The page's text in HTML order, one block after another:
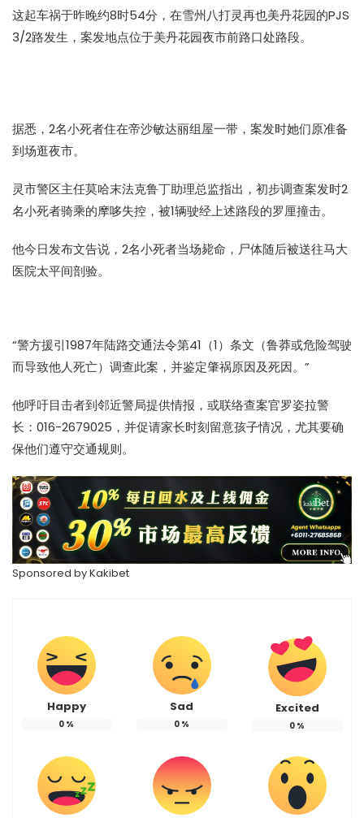
这起车祸于昨晚约8时54分，在雪州八打灵再也美丹花园的PJS
3/2路发生，案发地点位于美丹花园夜市前路口处路段。
据悉，2名小死者住在帝沙敏达丽组屋一带，案发时她们原准备
到场逛夜市。
灵市警区主任莫哈末法克鲁丁助理总监指出，初步调查案发时2
名小死者骑乘的摩哆失控，被1辆驶经上述路段的罗厘撞击。
他今日发布文告说，2名小死者当场毙命，尸体随后被送往马大
医院太平间剖验。
“警方援引1987年陆路交通法令第41（1）条文（鲁莽或危险驾驶
而导致他人死亡）调查此案，并鉴定肇祸原因及死因。”
他呼吁目击者到邻近警局提供情报，或联络查案官罗姿拉警
长：016-2679025，并促请家长时刻留意孩子情况，尤其要确
保他们遵守交通规则。
Sponsored byKakibet
Happy
0 %
Sad
0 %
Excited
0 %